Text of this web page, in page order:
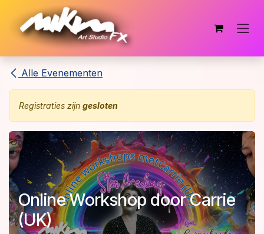
Overslaan naar inhoud
Alle Evenementen
Registraties zijn gesloten
Online Workshop door Carrie
(UK)